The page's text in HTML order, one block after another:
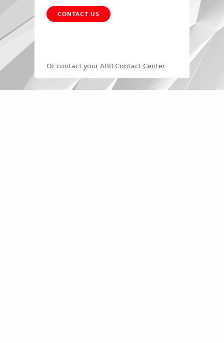
CONTACT US
Or contact your ABB Contact Center